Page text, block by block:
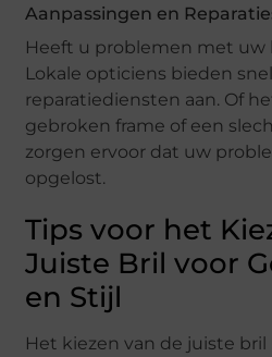
Aanpassingen en
Heeft u problemen met uw
Lokale opticiens bieden
reparatiediensten aan. Of
gebroken frame of een
zorgen ervoor dat uw
opgelost.
Tips voor het
Juiste Bril voor
en Stijl
Het kiezen van de juiste